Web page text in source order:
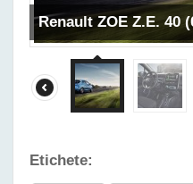
Renault ZOE Z.E. 40
Etichete: